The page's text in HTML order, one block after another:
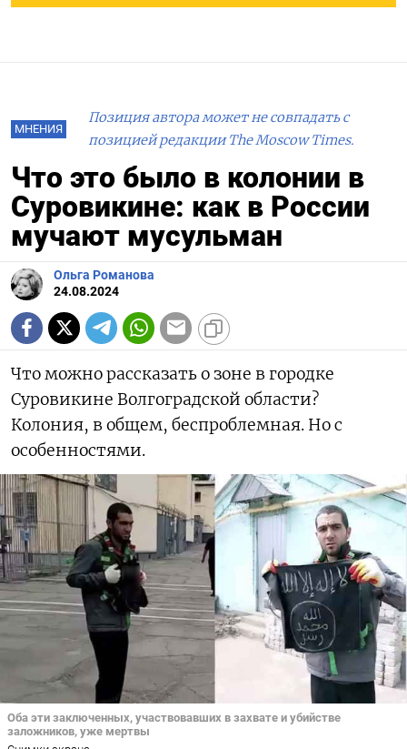
МНЕНИЯ
Позиция автора может не совпадать с
позицией редакции The Moscow Times.
Что это было в колонии в
Суровикине: как в России
мучают мусульман
Ольга Романова
24.08.2024
Что можно рассказать о зоне в городке
Суровикине Волгоградской области?
Колония, в общем, беспроблемная. Но с
особенностями.
Оба эти заключенных, участвовавших в захвате и убийстве
заложников, уже мертвы